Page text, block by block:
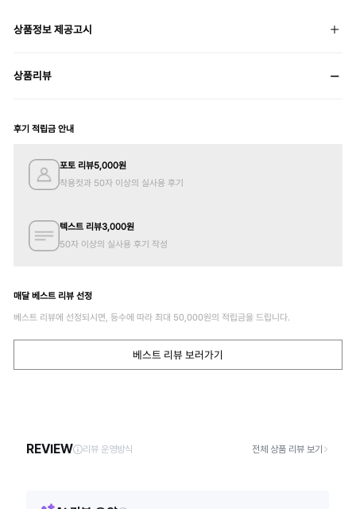
상품정보 제공고시
상품리뷰
후기 적립금 안내
포토 리뷰5,000원
착용컷과 50자 이상의 실사용 후기
텍스트 리뷰3,000원
50자 이상의 실사용 후기 작성
매달 베스트 리뷰 선정
베스트 리뷰에 선정되시면, 등수에 따라 최대 50,000원의 적립금을 드립니다.
베스트 리뷰 보러가기